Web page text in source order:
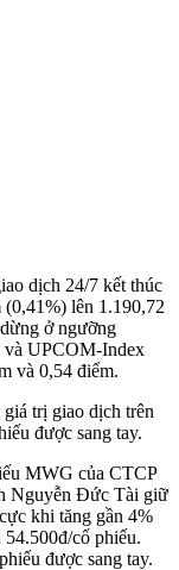
dịch 24/7 kết thúc
lên 1.190,72
ở ngưỡng
và UPCOM-Index
và 0,54 điểm.
trị giao dịch trên
được sang tay.
MWG của CTCP
Nguyễn Đức Tài giữ
khi tăng gần 4%
cổ phiếu.
được sang tay.